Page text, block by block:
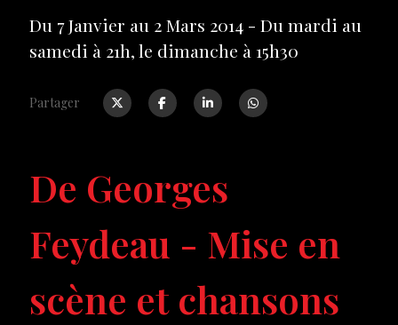
Du 7 Janvier au 2 Mars 2014 - Du mardi au
samedi à 21h, le dimanche à 15h30
Partager
De Georges
Feydeau - Mise en
scène et chansons